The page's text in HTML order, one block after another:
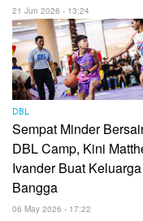
21 Jun 2026 - 13:24
DBL
Sempat Minder
DBL Camp, Kini
Ivander Buat Keluarga
Bangga
06 May 2026 - 17:22